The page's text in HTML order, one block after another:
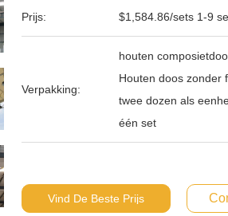
Prijs: $1,584.86/sets 1-9
Verpakking:
houten
Houten doos zonder
twee dozen als
één set
Vind De Beste Prijs